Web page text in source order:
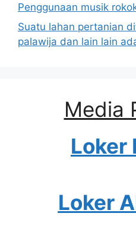
Penggunaan musik
Suatu lahan pertanian
palawija dan lain lain
Media
Loker
Loker